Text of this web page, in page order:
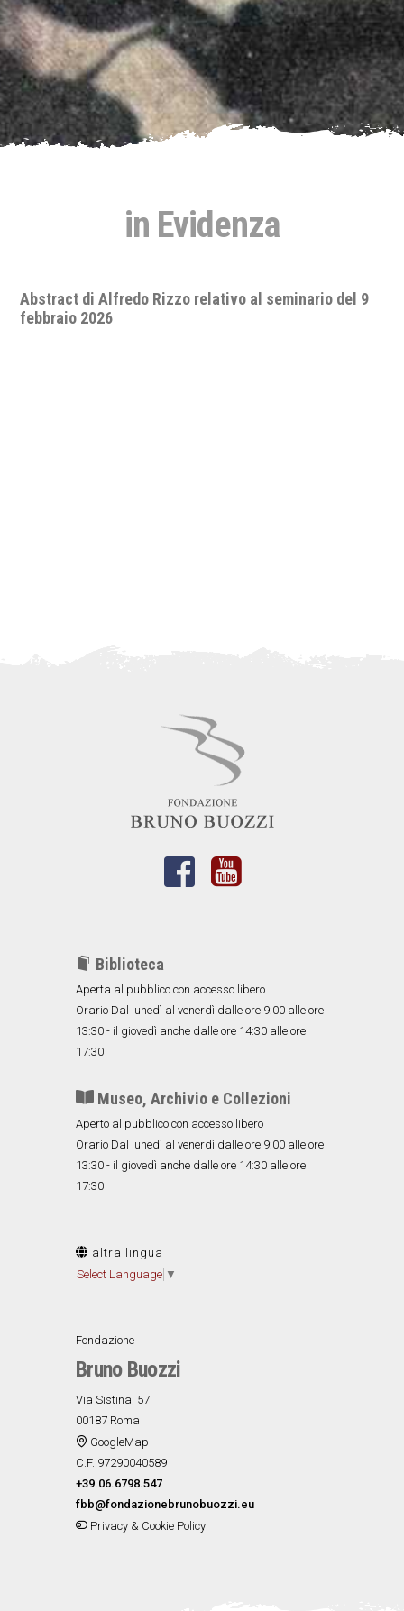
in Evidenza
Abstract di Alfredo Rizzo relativo al seminario del 9
febbraio 2026
Biblioteca
Aperta al pubblico con accesso libero
Orario Dal lunedì al venerdì dalle ore 9:00 alle ore
13:30 - il giovedì anche dalle ore 14:30 alle ore
17:30
Museo, Archivio e Collezioni
Aperto al pubblico con accesso libero
Orario Dal lunedì al venerdì dalle ore 9:00 alle ore
13:30 - il giovedì anche dalle ore 14:30 alle ore
17:30
altra lingua
Select Language ▼
Fondazione
Bruno Buozzi
Via Sistina, 57
00187 Roma
GoogleMap
C.F. 97290040589
+39.06.6798.547
fbb@fondazionebrunobuozzi.eu
Privacy & Cookie Policy